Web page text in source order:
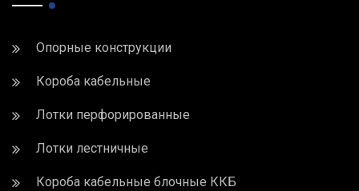
Опорные конструкции
Короба кабельные
Лотки перфорированные
Лотки лестничные
Короба кабельные блочные ККБ